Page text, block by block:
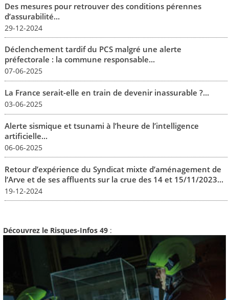
Des mesures pour retrouver des conditions pérennes
d’assurabilité...
29-12-2024
Déclenchement tardif du PCS malgré une alerte
préfectorale : la commune responsable...
07-06-2025
La France serait-elle en train de devenir inassurable ?...
03-06-2025
Alerte sismique et tsunami à l’heure de l’intelligence
artificielle...
06-06-2025
Retour d’expérience du Syndicat mixte d’aménagement de
l’Arve et de ses affluents sur la crue des 14 et 15/11/2023...
19-12-2024
Découvrez le Risques-Infos 49 :